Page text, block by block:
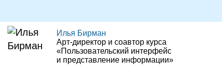
Илья Бирман
Арт‑директор и соавтор курса
«Пользовательский интерфейс
и представление информации»